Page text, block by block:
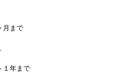
月まで
１年まで